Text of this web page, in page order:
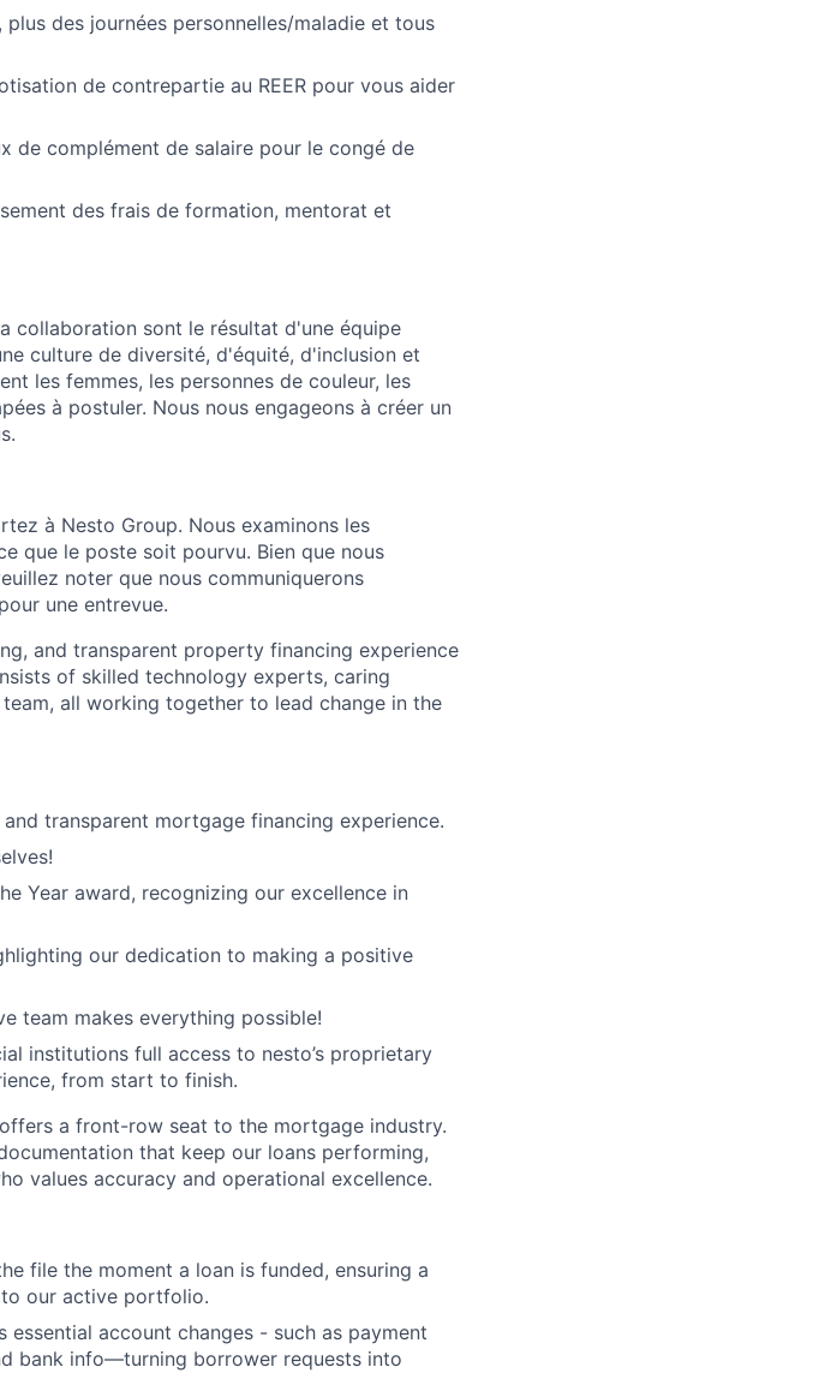
plus des journées personnelles/maladie et tous
de contrepartie au REER pour vous aider
de complément de salaire pour le congé de
des frais de formation, mentorat et
collaboration sont le résultat d'une équipe
culture de diversité, d'équité, d'inclusion et
les femmes, les personnes de couleur, les
à postuler. Nous nous engageons à créer un
à Nesto Group. Nous examinons les
que le poste soit pourvu. Bien que nous
noter que nous communiquerons
une entrevue.
and transparent property financing experience
of skilled technology experts, caring
all working together to lead change in the
transparent mortgage financing experience.
Year award, recognizing our excellence in
our dedication to making a positive
team makes everything possible!
institutions full access to nesto’s proprietary
from start to finish.
a front-row seat to the mortgage industry.
that keep our loans performing,
values accuracy and operational excellence.
file the moment a loan is funded, ensuring a
our active portfolio.
essential account changes - such as payment
bank info—turning borrower requests into